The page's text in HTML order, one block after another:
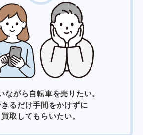
ながら自転車を売りたい。
きるだけ手間をかけずに
買取してもらいたい。